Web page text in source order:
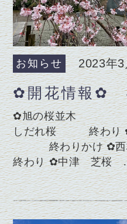
お知らせ 2023年
✿開花情報✿
✿旭の桜並木 終
しだれ桜 終わり
終わりかけ ✿西
終わり ✿中津 芝桜